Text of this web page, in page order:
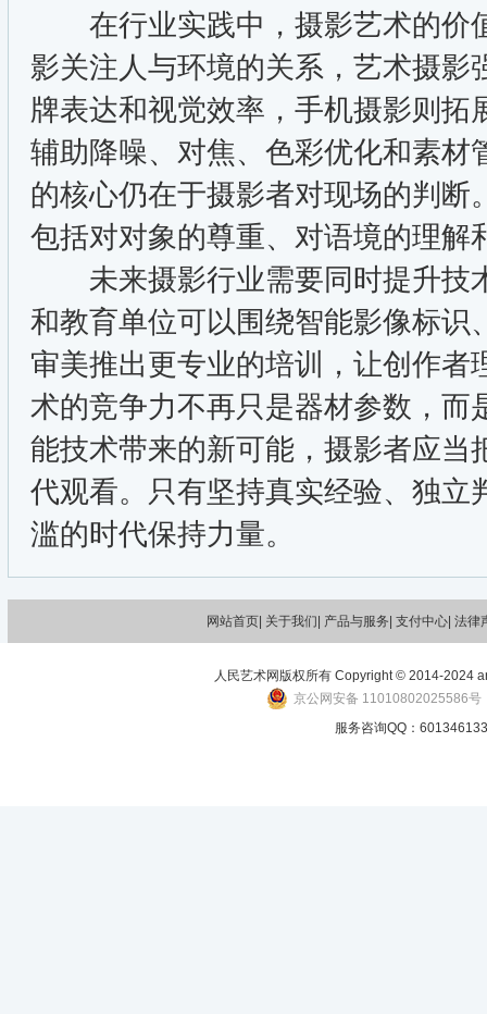
在行业实践中，摄影艺术的价
影关注人与环境的关系，艺术摄
牌表达和视觉效率，手机摄影则
辅助降噪、对焦、色彩优化和素
的核心仍在于摄影者对现场的判
包括对对象的尊重、对语境的理解
未来摄影行业需要同时提升技
和教育单位可以围绕智能影像标
审美推出更专业的培训，让创作
术的竞争力不再只是器材参数，
能技术带来的新可能，摄影者应
代观看。只有坚持真实经验、独
滥的时代保持力量。
网站首页| 关于我们 | 产品与服务| 支付中心| 法
人民艺术网版权所有 Copyright © 2014-
京公网安备 11010802025586号
服务咨询QQ：